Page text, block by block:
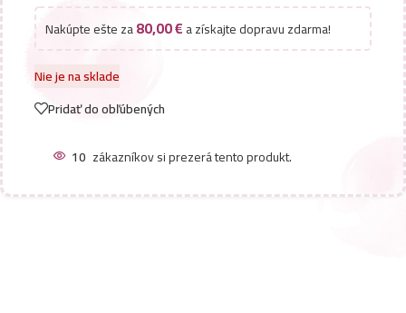
Nakúpte ešte za80,00€a získajte dopravu zdarma!
Nie je na sklade
Pridať do obľúbených
10 zákazníkov si prezerá tento produkt.